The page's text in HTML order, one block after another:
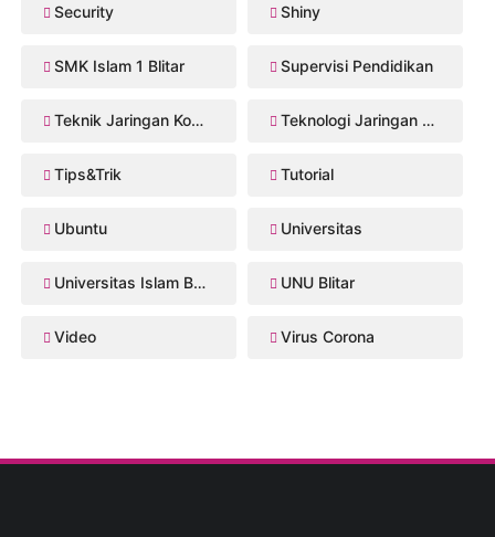
Security Shiny
SMK Islam 1 Blitar Supervisi Pendidikan
Teknik Jaringan Komputer dan Telekomunikasi Teknologi Jaringan Kabel dan Nirkabel
Tips&Trik Tutorial
Ubuntu Universitas
Universitas Islam Balitar UNU Blitar
Video Virus Corona